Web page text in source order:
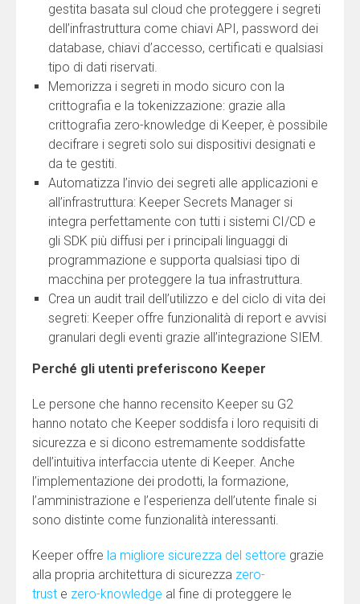
gestita basata sul cloud che proteggere i segreti
dell’infrastruttura come chiavi API, password dei
database, chiavi d’accesso, certificati e qualsiasi
tipo di dati riservati.
Memorizza i segreti in modo sicuro con la
crittografia e la tokenizzazione: grazie alla
crittografia zero-knowledge di Keeper, è possibile
decifrare i segreti solo sui dispositivi designati e
da te gestiti.
Automatizza l’invio dei segreti alle applicazioni e
all’infrastruttura: Keeper Secrets Manager si
integra perfettamente con tutti i sistemi CI/CD e
gli SDK più diffusi per i principali linguaggi di
programmazione e supporta qualsiasi tipo di
macchina per proteggere la tua infrastruttura.
Crea un audit trail dell’utilizzo e del ciclo di vita dei
segreti: Keeper offre funzionalità di report e avvisi
granulari degli eventi grazie all’integrazione SIEM.
Perché gli utenti preferiscono Keeper
Le persone che hanno recensito Keeper su G2
hanno notato che Keeper soddisfa i loro requisiti di
sicurezza e si dicono estremamente soddisfatte
dell’intuitiva interfaccia utente di Keeper. Anche
l’implementazione dei prodotti, la formazione,
l’amministrazione e l’esperienza dell’utente finale si
sono distinte come funzionalità interessanti.
Keeper offre la migliore sicurezza del settore grazie
alla propria architettura di sicurezza zero-
trust e zero-knowledge al fine di proteggere le